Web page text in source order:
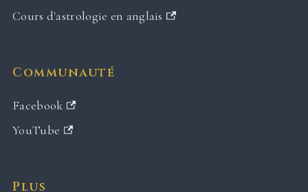
Cours d'astrologie en anglais
Communauté
Facebook
YouTube
Plus